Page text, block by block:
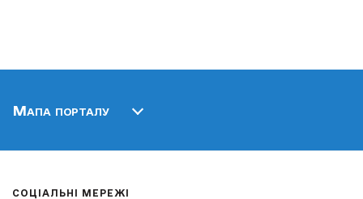
Мапа порталу
СОЦІАЛЬНІ МЕРЕЖІ